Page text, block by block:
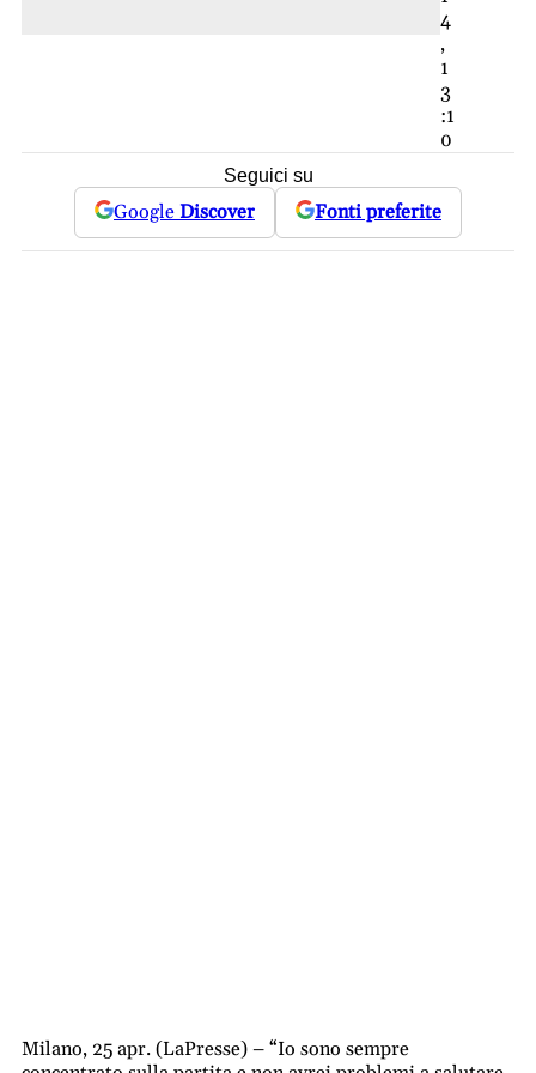
4
,
1
3
:1
0
Seguici su
Google Discover Fonti preferite
Milano, 25 apr. (LaPresse) – “Io sono sempre